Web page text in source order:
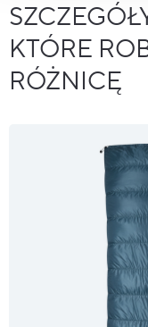
KTÓRE
RÓŻNICĘ